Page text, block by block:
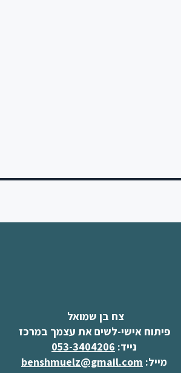
צח בן שמואל
פיתוח אישי-לשים את עצמך במרכז
נייד: 053-3404206
מייל: benshmuelz@gmail.com